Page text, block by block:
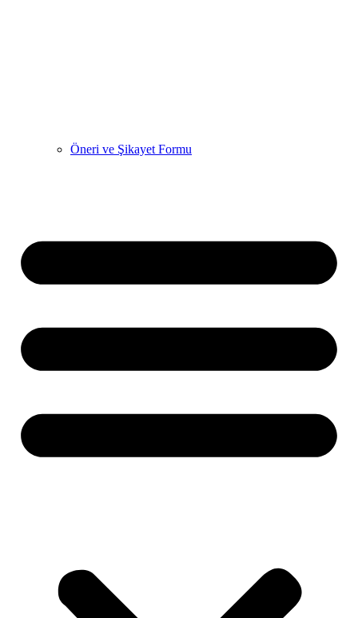
Öneri ve Şikayet Formu